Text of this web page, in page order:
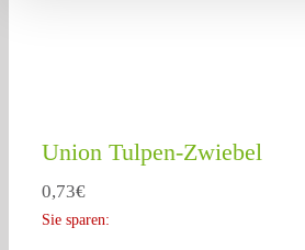
Union Tulpen-Zwiebel
0,73€
Sie sparen: